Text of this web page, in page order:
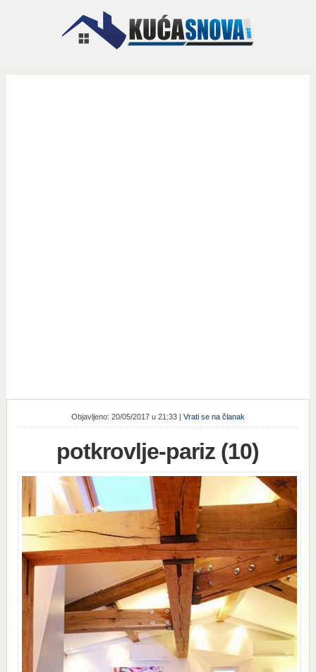
Objavljeno: 20/05/2017 u 21:33 | Vrati se na članak
potkrovlje-pariz (10)